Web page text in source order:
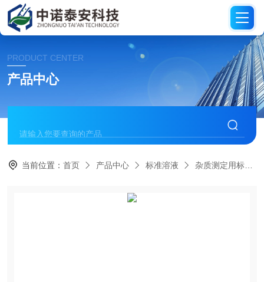
PRODUCT CENTER
产品中心
当前位置：首页 产品中心 标准溶液 杂质测定用标准溶液